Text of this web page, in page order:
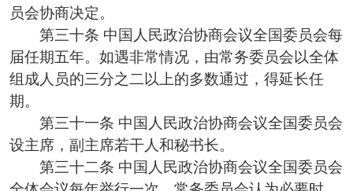
员会协商决定。
第三十条 中国人民政治协商会议全国委员会每
届任期五年。如遇非常情况，由常务委员会以全体
组成人员的三分之二以上的多数通过，得延长任
期。
第三十一条 中国人民政治协商会议全国委员会
设主席，副主席若干人和秘书长。
第三十二条 中国人民政治协商会议全国委员会